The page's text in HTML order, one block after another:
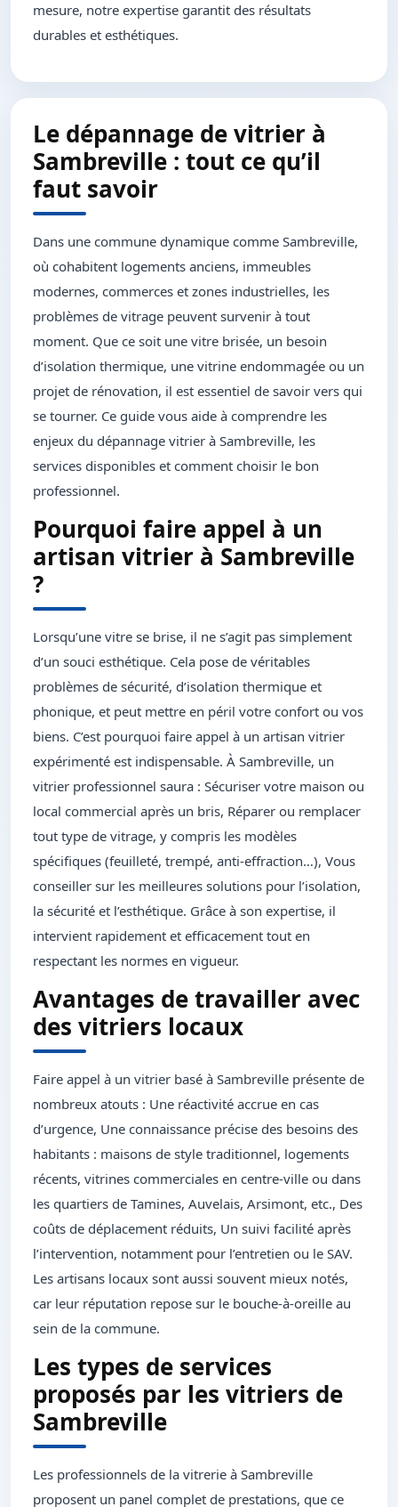
mesure, notre expertise garantit des résultats
durables et esthétiques.
Le dépannage de vitrier à
Sambreville : tout ce qu’il
faut savoir
Dans une commune dynamique comme Sambreville,
où cohabitent logements anciens, immeubles
modernes, commerces et zones industrielles, les
problèmes de vitrage peuvent survenir à tout
moment. Que ce soit une vitre brisée, un besoin
d’isolation thermique, une vitrine endommagée ou un
projet de rénovation, il est essentiel de savoir vers qui
se tourner. Ce guide vous aide à comprendre les
enjeux du dépannage vitrier à Sambreville, les
services disponibles et comment choisir le bon
professionnel.
Pourquoi faire appel à un
artisan vitrier à Sambreville
?
Lorsqu’une vitre se brise, il ne s’agit pas simplement
d’un souci esthétique. Cela pose de véritables
problèmes de sécurité, d’isolation thermique et
phonique, et peut mettre en péril votre confort ou vos
biens. C’est pourquoi faire appel à un artisan vitrier
expérimenté est indispensable. À Sambreville, un
vitrier professionnel saura : Sécuriser votre maison ou
local commercial après un bris, Réparer ou remplacer
tout type de vitrage, y compris les modèles
spécifiques (feuilleté, trempé, anti-effraction…), Vous
conseiller sur les meilleures solutions pour l’isolation,
la sécurité et l’esthétique. Grâce à son expertise, il
intervient rapidement et efficacement tout en
respectant les normes en vigueur.
Avantages de travailler avec
des vitriers locaux
Faire appel à un vitrier basé à Sambreville présente de
nombreux atouts : Une réactivité accrue en cas
d’urgence, Une connaissance précise des besoins des
habitants : maisons de style traditionnel, logements
récents, vitrines commerciales en centre-ville ou dans
les quartiers de Tamines, Auvelais, Arsimont, etc., Des
coûts de déplacement réduits, Un suivi facilité après
l’intervention, notamment pour l’entretien ou le SAV.
Les artisans locaux sont aussi souvent mieux notés,
car leur réputation repose sur le bouche-à-oreille au
sein de la commune.
Les types de services
proposés par les vitriers de
Sambreville
Les professionnels de la vitrerie à Sambreville
proposent un panel complet de prestations, que ce